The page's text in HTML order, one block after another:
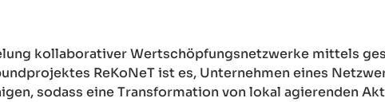
kollaborativer Wertschöpfungsnetzwerke mittels
ReKoNeT ist es, Unternehmen eines
sodass eine Transformation von lokal agierenden